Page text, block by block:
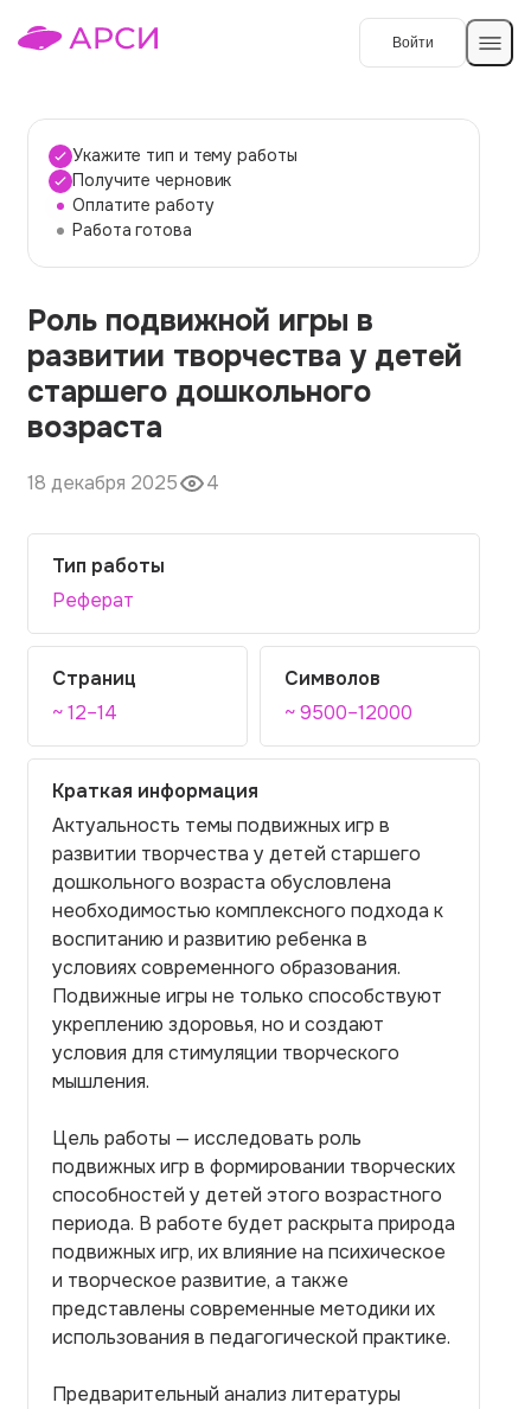
Войти
Темы работ
О сервисе
О компании
Наши гарантии
Порядок оплаты
Контакты
Укажите тип и тему работы
Получите черновик
Оплатите работу
Работа готова
Роль подвижной игры в
развитии творчества у детей
старшего дошкольного
возраста
18 декабря 2025 4
Тип работы
Реферат
Страниц
~ 12–14
Символов
~ 9500–12000
Краткая информация
Актуальность темы подвижных игр в
развитии творчества у детей старшего
дошкольного возраста обусловлена
необходимостью комплексного подхода к
воспитанию и развитию ребенка в
условиях современного образования.
Подвижные игры не только способствуют
укреплению здоровья, но и создают
условия для стимуляции творческого
мышления.
Цель работы — исследовать роль
подвижных игр в формировании творческих
способностей у детей этого возрастного
периода. В работе будет раскрыта природа
подвижных игр, их влияние на психическое
и творческое развитие, а также
представлены современные методики их
использования в педагогической практике.
Предварительный анализ литературы